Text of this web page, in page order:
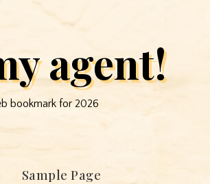
agent!
bookmark for 2026
Sample Page